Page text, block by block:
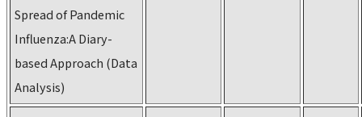
Spread of Pandemic
Influenza:A Diary-
based Approach (Data
Analysis)